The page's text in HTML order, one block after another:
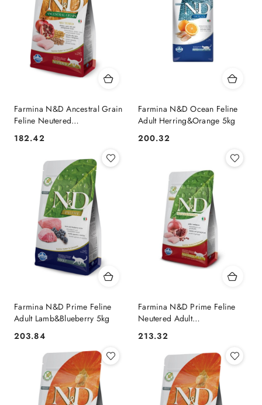
Farmina N&D Ancestral Grain
Feline Neutered
Chicken&Pomegranate 5kg
Cena:
182.42
Farmina N&D Ocean Feline
Adult Herring&Orange 5kg
Cena:
200.32
Farmina N&D Prime Feline
Adult Lamb&Blueberry 5kg
Cena:
203.84
Farmina N&D Prime Feline
Neutered Adult
Cena:
213.32